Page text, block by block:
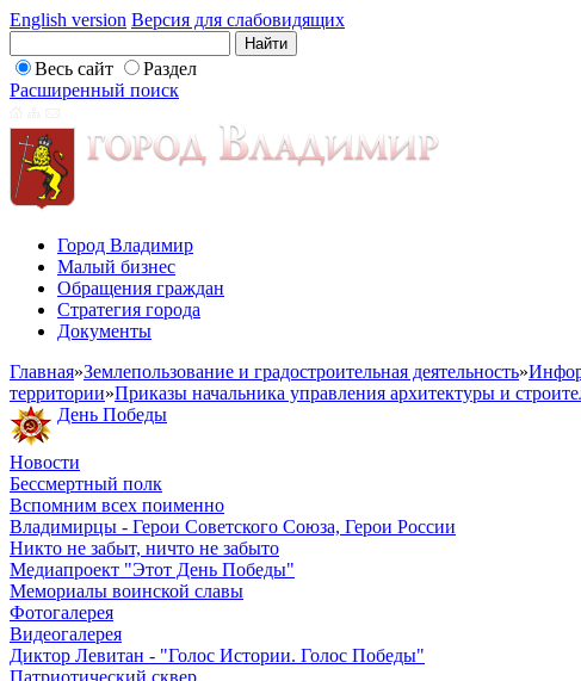
English version Версия для слабовидящих
Весь сайт
Раздел
Расширенный поиск
Город Владимир
Малый бизнес
Обращения граждан
Стратегия города
Документы
Главная»Землепользование и градостроительная деятельность»
территории»Приказы начальника управления архитектуры и
День Победы
Новости
Бессмертный полк
Вспомним всех поименно
Владимирцы - Герои Советского Союза, Герои России
Никто не забыт, ничто не забыто
Медиапроект "Этот День Победы"
Мемориалы воинской славы
Фотогалерея
Видеогалерея
Диктор Левитан - "Голос Истории. Голос Победы"
Патриотический сквер